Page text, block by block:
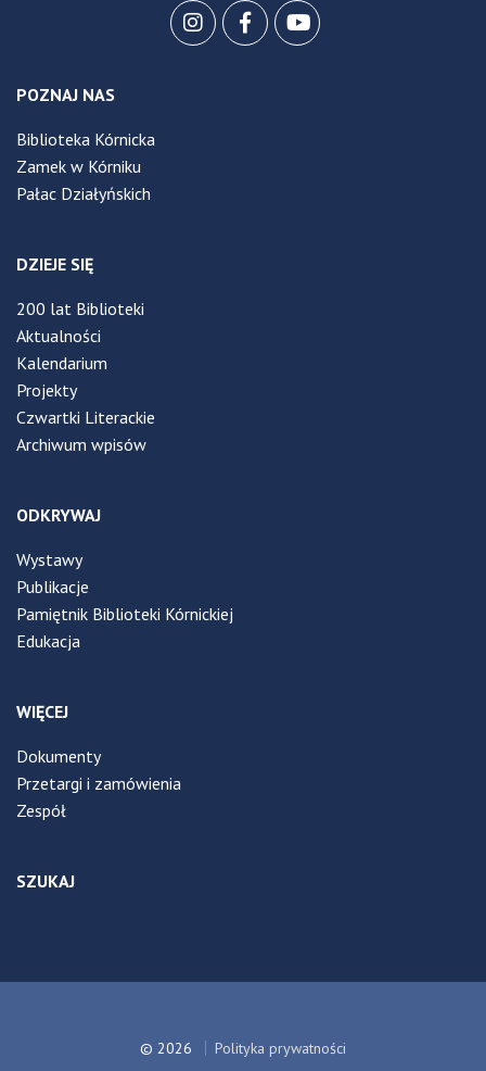
POZNAJ NAS
Biblioteka Kórnicka
Zamek w Kórniku
Pałac Działyńskich
DZIEJE SIĘ
200 lat Biblioteki
Aktualności
Kalendarium
Projekty
Czwartki Literackie
Archiwum wpisów
ODKRYWAJ
Wystawy
Publikacje
Pamiętnik Biblioteki Kórnickiej
Edukacja
WIĘCEJ
Dokumenty
Przetargi i zamówienia
Zespół
SZUKAJ
© 2026 Polityka prywatności